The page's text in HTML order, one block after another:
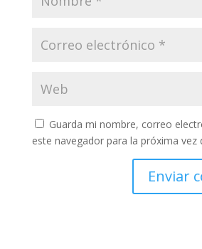
Guarda mi nombre, correo
este navegador para la próxima vez